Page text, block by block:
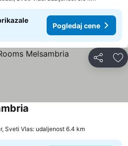
Pogledaj cene
Deli
Sveti Vlas: udaljenost 6.4 km